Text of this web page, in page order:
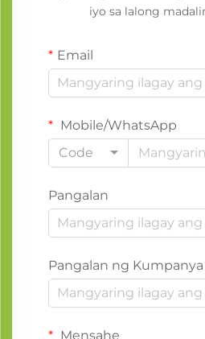
iyo sa lalong
Email
Mobile/WhatsApp
Code
Pangalan
Pangalan ng Kumpanya
Mensahe